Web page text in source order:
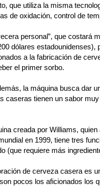
que utiliza la misma
de oxidación, control de
personal”, que costará
dólares estadounidenses),
a la fabricación de
el primer sorbo.
la máquina busca dar
caseras tienen un sabor
creada por Williams,
en 1999, tiene tres
(que requiere más
de cerveza casera es
pocos los aficionados los